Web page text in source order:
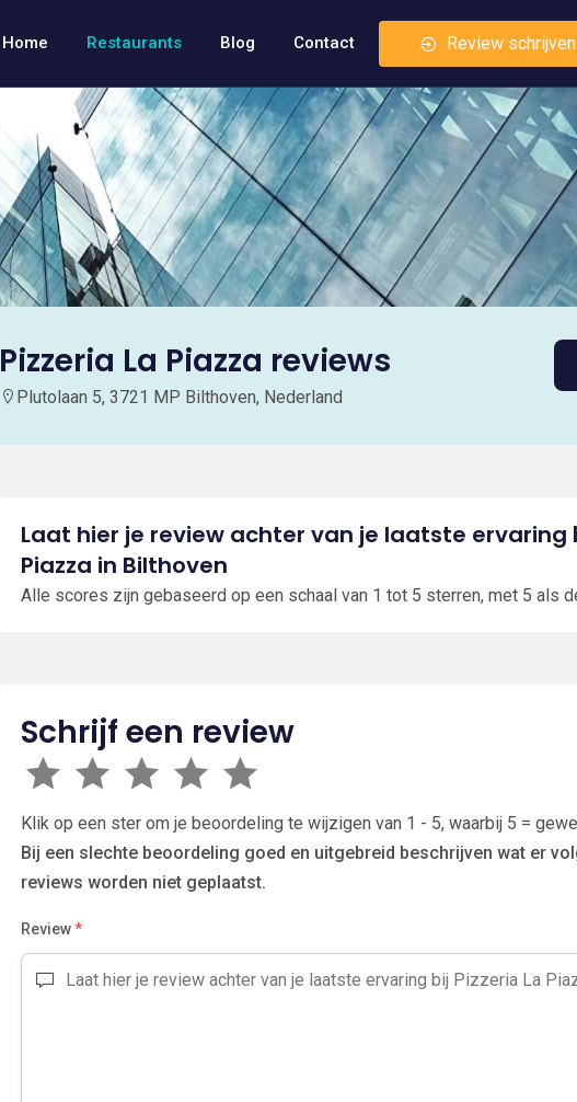
Home Restaurants Blog Contact Review schrijven
Pizzeria La Piazza reviews
Plutolaan 5, 3721 MP Bilthoven, Nederland
Laat hier je review achter van je laatste ervaring
Piazza in Bilthoven
Alle scores zijn gebaseerd op een schaal van 1 tot 5 sterren, met 5 als
Schrijf een review
Klik op een ster om je beoordeling te wijzigen van 1 - 5, waarbij 5 =
Bij een slechte beoordeling goed en uitgebreid beschrijven wat er
reviews worden niet geplaatst.
Review*